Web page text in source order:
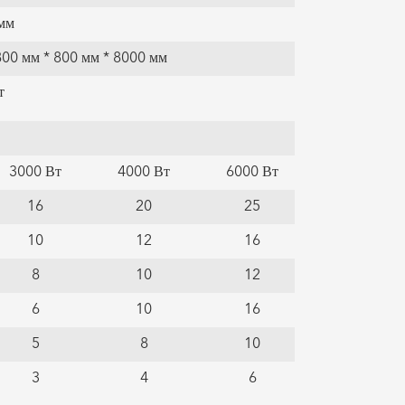
мм * 800 мм * 8000 мм
3000 Вт 4000 Вт 6000 Вт
16 20 25
10 12 16
8 10 12
6 10 16
5 8 10
3 4 6